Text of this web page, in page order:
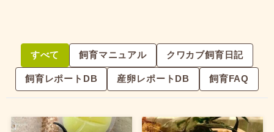
すべて 飼育マニュアル クワカブ飼育日記
飼育レポートDB 産卵レポートDB 飼育FAQ